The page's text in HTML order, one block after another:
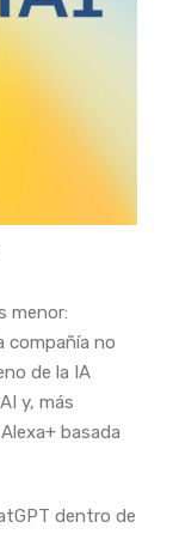
menor:
compañía no
de la IA
y, más
basada
dentro de